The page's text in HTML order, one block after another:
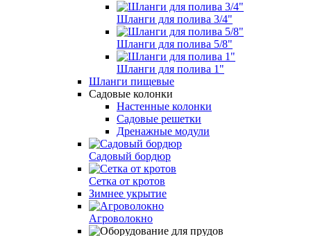
Шланги для полива 3/4"
Шланги для полива 5/8"
Шланги для полива 1"
Шланги пищевые
Садовые колонки
Настенные колонки
Садовые решетки
Дренажные модули
Садовый бордюр
Сетка от кротов
Зимнее укрытие
Агроволокно